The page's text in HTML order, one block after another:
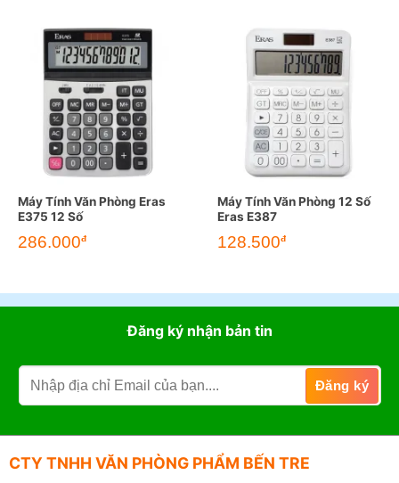
Máy Tính Văn Phòng Eras
E375 12 Số
286.000đ
Máy Tính Văn Phòng 12 Số
Eras E387
128.500đ
Đăng ký nhận bản tin
CTY TNHH VĂN PHÒNG PHẨM BẾN TRE